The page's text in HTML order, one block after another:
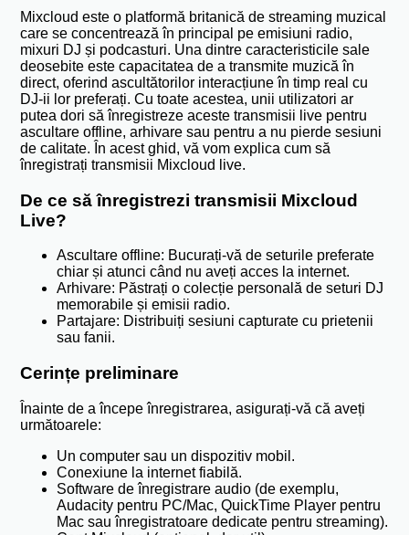
Mixcloud este o platformă britanică de streaming muzical
care se concentrează în principal pe emisiuni radio,
mixuri DJ și podcasturi. Una dintre caracteristicile sale
deosebite este capacitatea de a transmite muzică în
direct, oferind ascultătorilor interacțiune în timp real cu
DJ-ii lor preferați. Cu toate acestea, unii utilizatori ar
putea dori să înregistreze aceste transmisii live pentru
ascultare offline, arhivare sau pentru a nu pierde sesiuni
de calitate. În acest ghid, vă vom explica cum să
înregistrați transmisii Mixcloud live.
De ce să înregistrezi transmisii Mixcloud
Live?
Ascultare offline: Bucurați-vă de seturile preferate
chiar și atunci când nu aveți acces la internet.
Arhivare: Păstrați o colecție personală de seturi DJ
memorabile și emisii radio.
Partajare: Distribuiți sesiuni capturate cu prietenii
sau fanii.
Cerințe preliminare
Înainte de a începe înregistrarea, asigurați-vă că aveți
următoarele:
Un computer sau un dispozitiv mobil.
Conexiune la internet fiabilă.
Software de înregistrare audio (de exemplu,
Audacity pentru PC/Mac, QuickTime Player pentru
Mac sau înregistratoare dedicate pentru streaming).